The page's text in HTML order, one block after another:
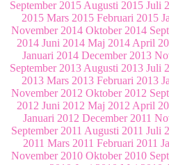
September 2015 Augusti 2015 Juli
2015 Mars 2015 Februari 2015
November 2014 Oktober 2014
2014 Juni 2014 Maj 2014 April
Januari 2014 December 2013
September 2013 Augusti 2013 Juli
2013 Mars 2013 Februari 2013
November 2012 Oktober 2012
2012 Juni 2012 Maj 2012 April
Januari 2012 December 2011
September 2011 Augusti 2011 Juli
2011 Mars 2011 Februari 2011
November 2010 Oktober 2010